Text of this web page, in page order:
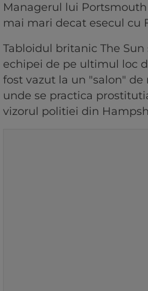
Managerul lui
mai mari decat esecul cu
Tabloidul britanic The
echipei de pe ultimul loc
fost vazut la un "salon"
unde se practica
vizorul politiei din